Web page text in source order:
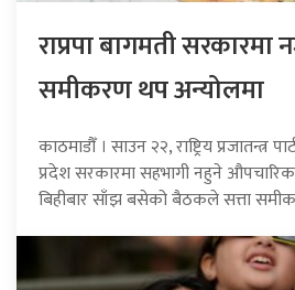
राप्रपा बागमती सरकारमा
समीकरण थप अन्योलमा
काठमाडौँ । साउन २२, राष्ट्रिय प्रजातन्त्र
प्रदेश सरकारमा सहभागी नहुने
बिहीबार साँझ बसेको बैठकले सत्ता